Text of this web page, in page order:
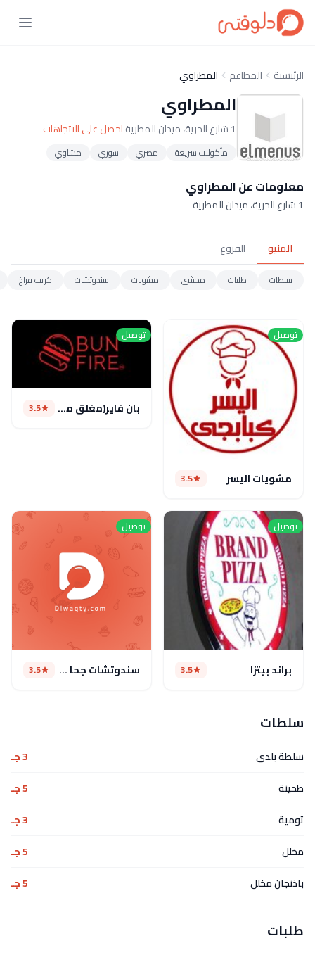
الرئيسية المطاعم المطراوي
المطراوي
1 شارع الحرية، ميدان المطرية احصل على الاتجاهات
مأكولات سريعة مصري سوري مشاوي
معلومات عن المطراوي
1 شارع الحرية، ميدان المطرية
المنيو الفروع
سلطات طلبات محشي مشويات سندوتشات كريب فراخ
توصيل
مشويات اليسر 3.5
توصيل
بان فاير(مغلق مؤقتا) 3.5
توصيل
براند بيتزا 3.5
توصيل
سندوتشات جحا و الكفتجي(مغلق) 3.5
سلطات
سلطة بلدى
3 جـ
طحينة
5 جـ
ثومية
3 جـ
مخلل
5 جـ
باذنجان مخلل
5 جـ
طلبات